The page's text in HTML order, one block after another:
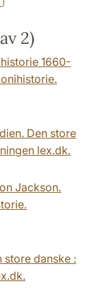
2)
1660-
Den store
lex.dk.
Jackson.
store danske :